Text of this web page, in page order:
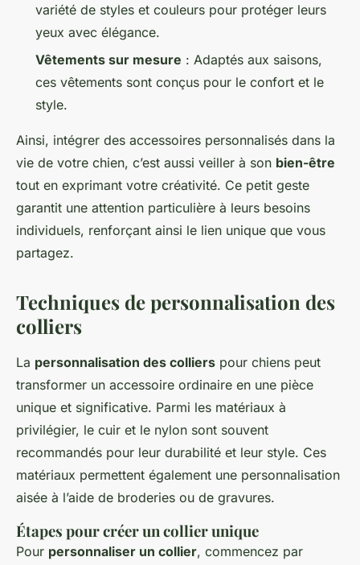
variété de styles et couleurs pour protéger leurs
yeux avec élégance.
Vêtements sur mesure : Adaptés aux saisons,
ces vêtements sont conçus pour le confort et le
style.
Ainsi, intégrer des accessoires personnalisés dans la
vie de votre chien, c’est aussi veiller à son bien-être
tout en exprimant votre créativité. Ce petit geste
garantit une attention particulière à leurs besoins
individuels, renforçant ainsi le lien unique que vous
partagez.
Techniques de personnalisation des
colliers
La personnalisation des colliers pour chiens peut
transformer un accessoire ordinaire en une pièce
unique et significative. Parmi les matériaux à
privilégier, le cuir et le nylon sont souvent
recommandés pour leur durabilité et leur style. Ces
matériaux permettent également une personnalisation
aisée à l’aide de broderies ou de gravures.
Étapes pour créer un collier unique
Pour personnaliser un collier, commencez par